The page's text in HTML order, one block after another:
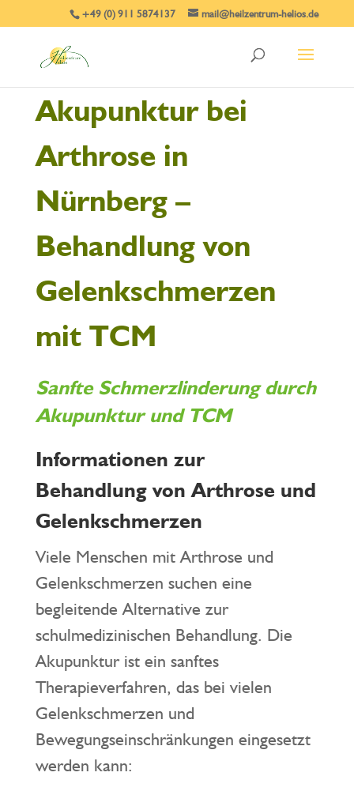
+49 (0) 911 5874137 mail@heilzentrum-helios.de
Akupunktur bei
Arthrose in
Nürnberg –
Behandlung von
Gelenkschmerzen
mit TCM
Sanfte Schmerzlinderung durch
Akupunktur und TCM
Informationen zur
Behandlung von Arthrose und
Gelenkschmerzen
Viele Menschen mit Arthrose und
Gelenkschmerzen suchen eine
begleitende Alternative zur
schulmedizinischen Behandlung. Die
Akupunktur ist ein sanftes
Therapieverfahren, das bei vielen
Gelenkschmerzen und
Bewegungseinschränkungen eingesetzt
werden kann: